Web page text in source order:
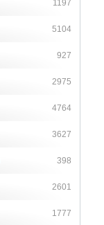
1197
5104
927
2975
4764
3627
398
2601
1777